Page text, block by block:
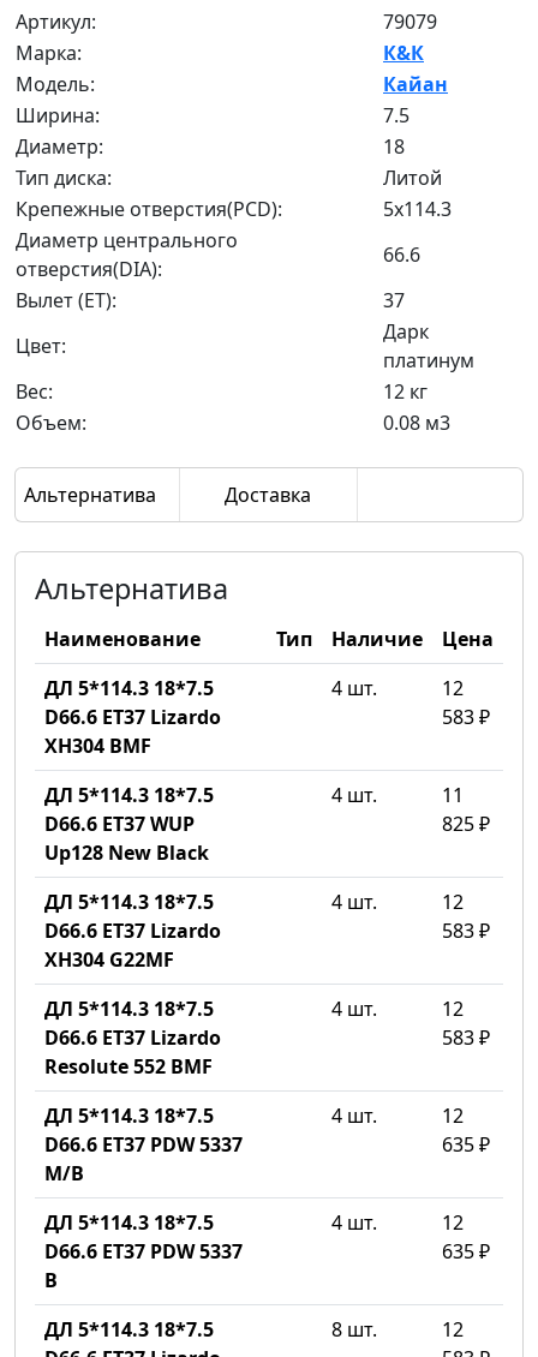
Артикул:
79079
Марка:
К&К
Модель:
Кайан
Ширина:
7.5
Диаметр:
18
Тип диска:
Литой
Крепежные отверстия(PCD):
5x114.3
Диаметр центрального
отверстия(DIA):
66.6
Вылет (ET):
37
Цвет:
Дарк
платинум
Вес:
12 кг
Объем:
0.08 м3
Альтернатива Доставка
Альтернатива
Наименование Тип Наличие
Цена
ДЛ 5*114.3 18*7.5
D66.6 ET37 Lizardo
XH304 BMF
4 шт.
12
583 ₽
ДЛ 5*114.3 18*7.5
D66.6 ET37 WUP
Up128 New Black
4 шт.
11
825 ₽
ДЛ 5*114.3 18*7.5
D66.6 ET37 Lizardo
XH304 G22MF
4 шт.
12
583 ₽
ДЛ 5*114.3 18*7.5
D66.6 ET37 Lizardo
Resolute 552 BMF
4 шт.
12
583 ₽
ДЛ 5*114.3 18*7.5
D66.6 ET37 PDW 5337
M/B
4 шт.
12
635 ₽
ДЛ 5*114.3 18*7.5
D66.6 ET37 PDW 5337
B
4 шт.
12
635 ₽
ДЛ 5*114.3 18*7.5
8 шт.
12